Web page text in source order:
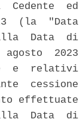
Cedente  ed
(la  "Data
Data  di
2023
e  relativi
cessione
effettuate
Data  di